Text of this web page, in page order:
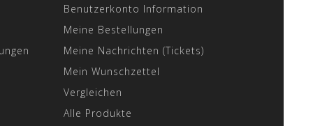
Benutzerkonto Information
Meine Bestellungen
Meine Nachrichten (Tickets)
Mein Wunschzettel
Vergleichen
Alle Produkte